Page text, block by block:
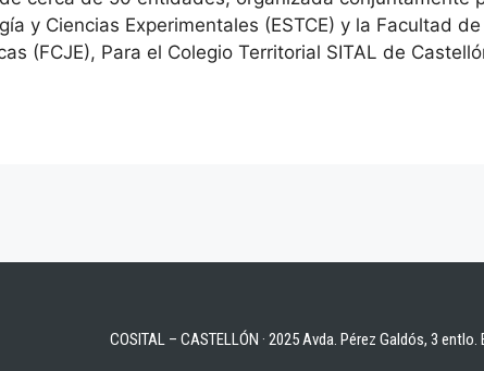
y Ciencias Experimentales (ESTCE) y la Facultad
(FCJE), Para el Colegio Territorial SITAL de
COSITAL – CASTELLÓN · 2025 Avda. Pérez Galdós, 3